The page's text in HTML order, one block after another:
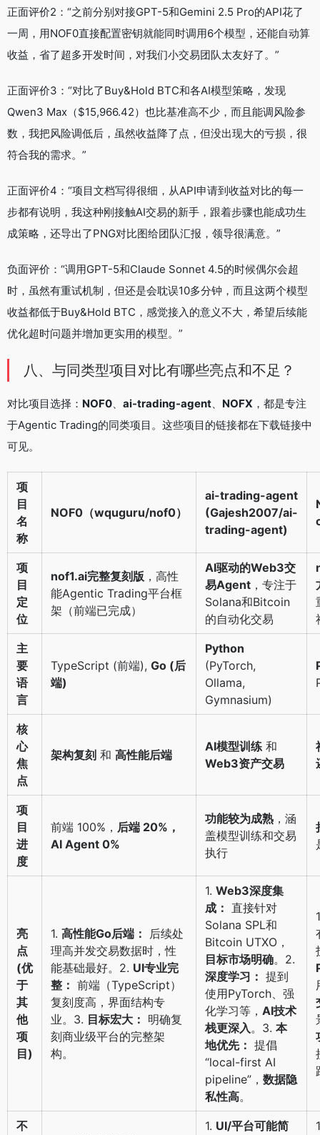
正面评价2：“之前分别对接GPT-5和Gemini 2.5 Pro的API花了
一周，用NOF0直接配置密钥就能同时调用6个模型，还能自动算
收益，省了超多开发时间，对我们小交易团队太友好了。”
正面评价3：“对比了Buy&Hold BTC和各AI模型策略，发现
Qwen3 Max（$15,966.42）也比基准高不少，而且能调风险参
数，我把风险调低后，虽然收益降了点，但没出现大的亏损，很
符合我的需求。”
正面评价4：“项目文档写得很细，从API申请到收益对比的每一
步都有说明，我这种刚接触AI交易的新手，跟着步骤也能成功生
成策略，还导出了PNG对比图给团队汇报，领导很满意。”
负面评价：“调用GPT-5和Claude Sonnet 4.5的时候偶尔会超
时，虽然有重试机制，但还是会耽误10多分钟，而且这两个模型
收益都低于Buy&Hold BTC，感觉接入的意义不大，希望后续能
优化超时问题并增加更实用的模型。”
八、与同类型项目对比有哪些亮点和不足？
对比项目选择： NOF0、 ai-trading-agent、 NOFX ，都是专注
于Agentic Trading的同类项目。这些项目的链接都在下载链接中
可见。
项
目
名
称
NOF0（wquguru/nof0）
ai-trading-agent
(Gajesh2007/ai-
trading-agent)
项
目
定
位
nof1.ai完整复刻版 ，高性
能Agentic Trading平台框
架（前端已完成）
AI驱动的Web3交
易Agent ，专注于
Solana和Bitcoin
的自动化交易
主
要
语
言
TypeScript (前端), Go (后
端)
Python
(PyTorch,
Ollama,
Gymnasium)
核
心
焦
点
架构复刻 和 高性能后端
AI模型训练 和
Web3资产交易
项
目
进
度
前端 100%， 后端 20%，
AI Agent 0%
功能较为成熟 ，涵
盖模型训练和交易
执行
亮
点
(优
于
其
他
项
目)
1. 高性能Go后端：
后续处
理高并发交易数据时，性
能基础最好。2. UI专业完
整： 前端（TypeScript）
复刻度高，界面结构专
业。3. 目标宏大： 明确复
刻商业级平台的完整架
构。
1. Web3深度集
成： 直接针对
Solana SPL和
Bitcoin UTXO，
目标市场明确。2.
深度学习： 提到
使用PyTorch、强
化学习等， AI技术
栈更深入。3. 本
地优先： 提倡
“local-first AI
pipeline”， 数据隐
私性高。
不
1. UI/平台可能简